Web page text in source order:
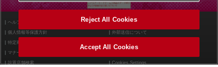
ヘルプ 利用規約
個人情報等保護方針 外部送信について
特定商取引法に基づく表示
マナー＆ルール
設置店舗検索 Cookies Settings
Reject All Cookies
Accept All Cookies